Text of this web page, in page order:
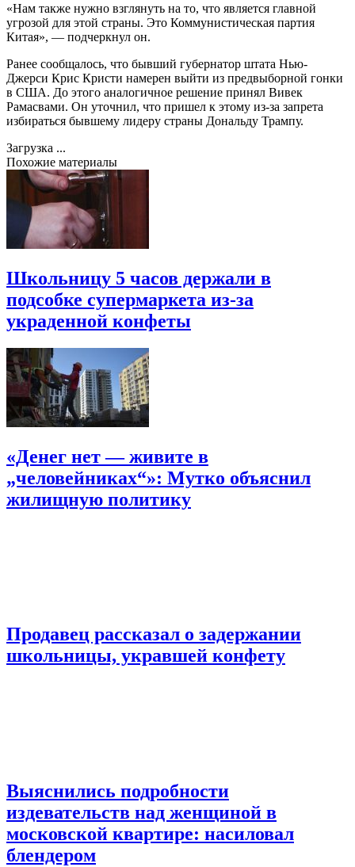
«Нам также нужно взглянуть на то, что является главной
угрозой для этой страны. Это Коммунистическая партия
Китая», — подчеркнул он.
Ранее сообщалось, что бывший губернатор штата Нью-
Джерси Крис Кристи намерен выйти из предвыборной гонки
в США. До этого аналогичное решение принял Вивек
Рамасвами. Он уточнил, что пришел к этому из-за запрета
избираться бывшему лидеру страны Дональду Трампу.
Загрузка ...
Похожие материалы
Школьницу 5 часов держали в
подсобке супермаркета из-за
украденной конфеты
«Денег нет — живите в
„человейниках“»: Мутко объяснил
жилищную политику
Продавец рассказал о задержании
школьницы, укравшей конфету
Выяснились подробности
издевательств над женщиной в
московской квартире: насиловал
блендером